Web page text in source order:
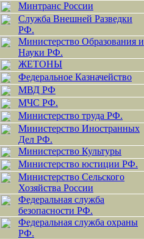
Минтранс России
Служба Внешней Разведки
РФ.
Министерство Образования и
Науки РФ.
ЖЕТОНЫ
Федеральное Казначейство
МВД РФ
МЧС РФ.
Министерство труда РФ.
Министерство Иностранных
Дел РФ.
Министерство Культуры
Министерство юстиции РФ.
Министерство Сельского
Хозяйства России
Федеральная служба
безопасности РФ.
Федеральная служба охраны
РФ.